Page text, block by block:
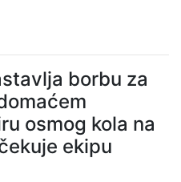
borbu za
osmog kola na
ekipu